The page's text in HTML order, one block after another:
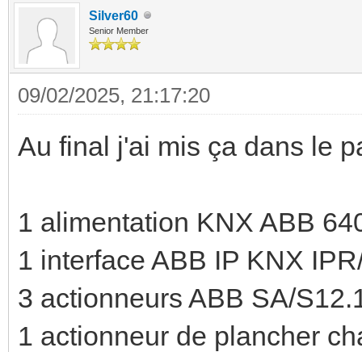
Silver60
Senior Member
09/02/2025, 21:17:20
Au final j'ai mis ça dans le
1 alimentation KNX ABB
1 interface ABB IP KNX
3 actionneurs ABB SA/
1 actionneur de plancher